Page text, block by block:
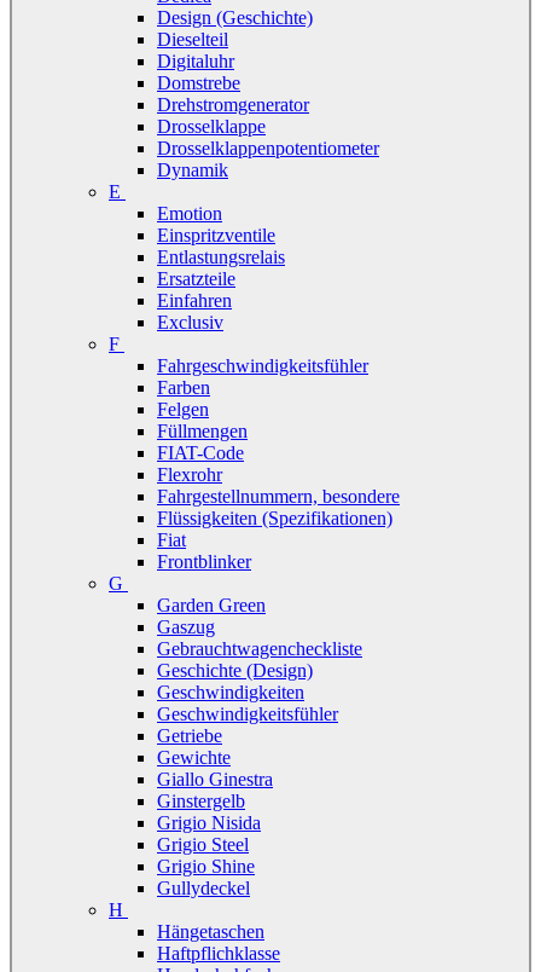
Design (Geschichte)
Dieselteil
Digitaluhr
Domstrebe
Drehstromgenerator
Drosselklappe
Drosselklappenpotentiometer
Dynamik
E
Emotion
Einspritzventile
Entlastungsrelais
Ersatzteile
Einfahren
Exclusiv
F
Fahrgeschwindigkeitsfühler
Farben
Felgen
Füllmengen
FIAT-Code
Flexrohr
Fahrgestellnummern, besondere
Flüssigkeiten (Spezifikationen)
Fiat
Frontblinker
G
Garden Green
Gaszug
Gebrauchtwagencheckliste
Geschichte (Design)
Geschwindigkeiten
Geschwindigkeitsfühler
Getriebe
Gewichte
Giallo Ginestra
Ginstergelb
Grigio Nisida
Grigio Steel
Grigio Shine
Gullydeckel
H
Hängetaschen
Haftpflichklasse